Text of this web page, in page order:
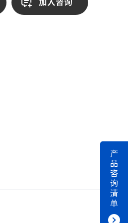
加入咨询
产
品
咨
询
清
单